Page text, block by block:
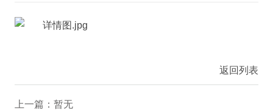
返回列表
上一篇：暂无